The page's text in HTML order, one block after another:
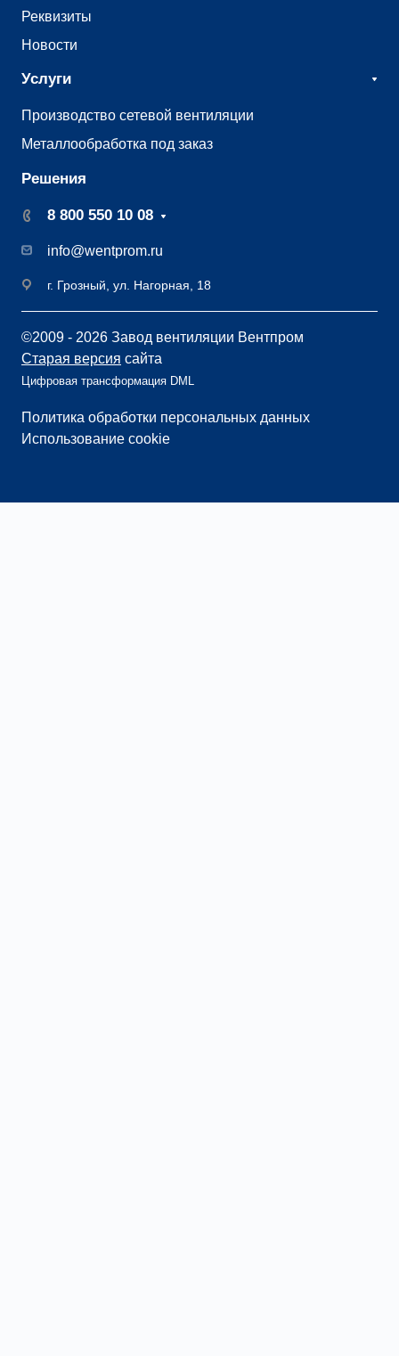
Реквизиты
Новости
Услуги
Производство сетевой вентиляции
Металлообработка под заказ
Решения
8 800 550 10 08
info@wentprom.ru
г. Грозный, ул. Нагорная, 18
©2009 - 2026 Завод вентиляции Вентпром
Старая версия сайта
Цифровая трансформация DML
Политика обработки персональных данных
Использование cookie